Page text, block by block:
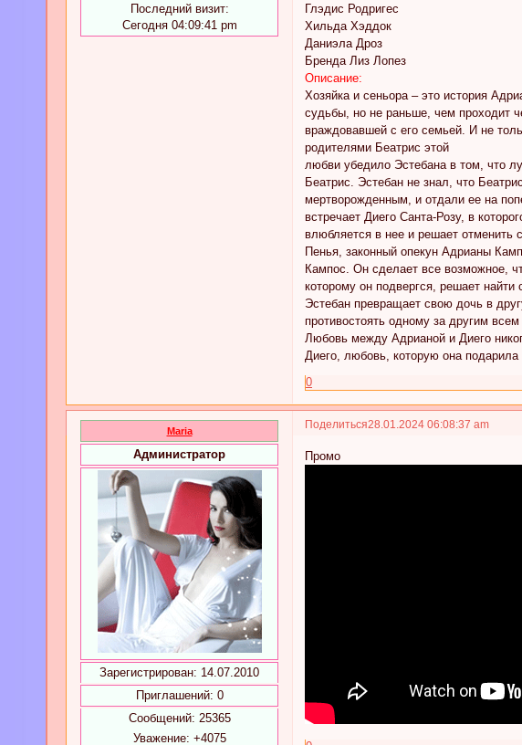
Последний визит:
Сегодня 04:09:41 pm
Глэдис Родригес
Хильда Хэддок
Даниэла Дроз
Бренда Лиз Лопез
Описание:
Хозяйка и сеньора – это история
судьбы, но не раньше, чем проходит
враждовавшей с его семьей. И не
родителями Беатрис этой
любви убедило Эстебана в том, что
Беатрис. Эстебан не знал, что
мертворожденным, и отдали ее на
встречает Диего Санта-Розу, в
влюбляется в нее и решает
Пенья, законный опекун Адрианы
Кампос. Он сделает все возможное,
которому он подвергся, решает
Эстебан превращает свою дочь в
противостоять одному за другим
Любовь между Адрианой и Диего
Диего, любовь, которую она
0
Поделиться28.01.2024 06:08:37 am
Maria
Администратор
Зарегистрирован: 14.07.2010
Приглашений: 0
Сообщений: 25365
Уважение: +4075
Промо